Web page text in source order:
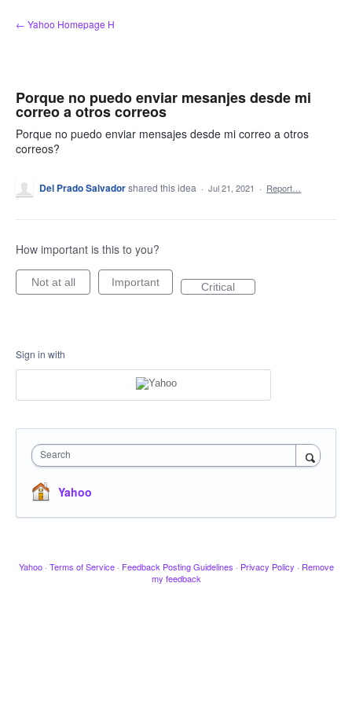
Skip
to
← Yahoo Homepage H
Porque no puedo enviar mesanjes desde mi
correo a otros correos
Porque no puedo enviar mensajes desde mi correo a otros
correos?
Del Prado Salvadorshared this idea · Jul 21, 2021 · Report…
How important is this to you?
Not at all Important Critical
Sign in with
Search
Yahoo
Yahoo · Terms of Service · Feedback Posting Guidelines · Privacy Policy · Remove
my feedback